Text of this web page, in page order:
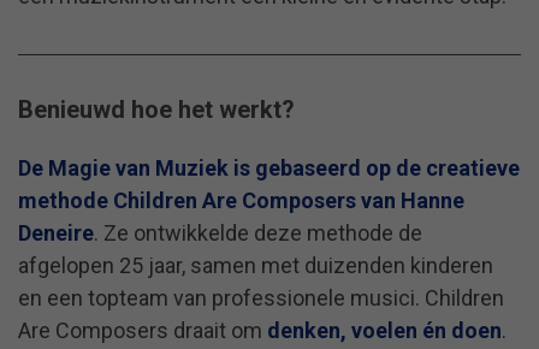
Benieuwd hoe het werkt?
De Magie van Muziek is gebaseerd op de creatieve
methode Children Are Composers van Hanne
Deneire. Ze ontwikkelde deze methode de
afgelopen 25 jaar, samen met duizenden kinderen
en een topteam van professionele musici. Children
Are Composers draait om denken, voelen én doen.